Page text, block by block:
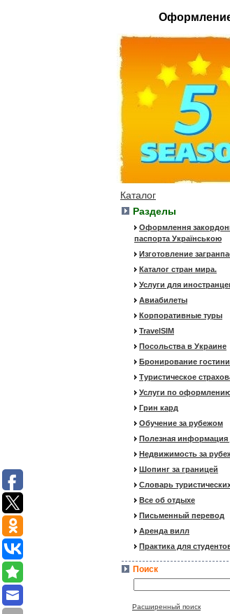
Оформление
Каталог
Разделы
Оформлення
паспорта Українською
Изготовление
Каталог стран мира.
Услуги для
Авиабилеты
Корпоративные туры
TravelSIM
Посольства в Украине
Бронирование
Туристическое
Услуги по
Грин кард
Обучение за рубежом
Полезная информация
Недвижимость за
Шопинг за границей
Словарь
Все об отдыхе
Письменный перевод
Аренда вилл
Практика для
Поиск
Расширенный поиск